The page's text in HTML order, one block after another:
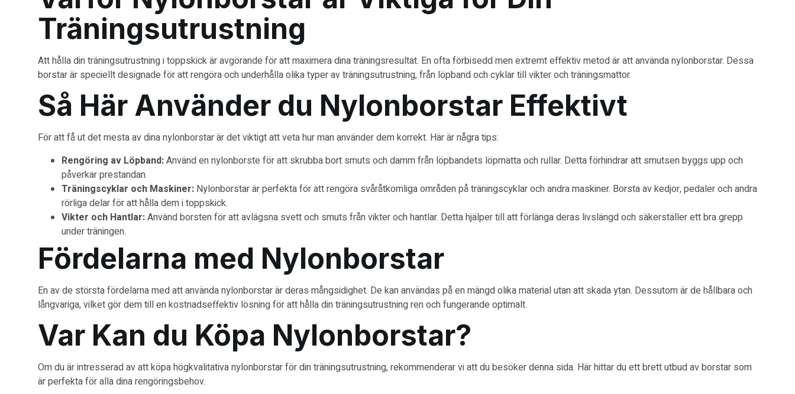
Träningsutrustning
Att hålla din träningsutrustning i toppskick är avgörande för att maximera dina träningsresultat. En ofta förbisedd men extremt effektiv metod är att användanylonborstar. Dessa
borstar är speciellt designade för att rengöra och underhålla olika typer av träningsutrustning, från löpband och cyklar till vikter och träningsmattor.
Så Här Använder du Nylonborstar Effektivt
För att få ut det mesta av dina nylonborstar är det viktigt att veta hur man använder dem korrekt. Här är några tips:
Rengöring av Löpband:Använd en nylonborste för att skrubba bort smuts och damm från löpbandets löpmatta och rullar. Detta förhindrar att smutsen byggs upp och
påverkar prestandan.
Träningscyklar och Maskiner: Nylonborstar är perfekta för att rengöra svåråtkomliga områden på träningscyklar och andra maskiner. Borsta av kedjor, pedaler och andra
rörliga delar för att hålla dem i toppskick.
Vikter och Hantlar:Använd borsten för att avlägsna svett och smuts från vikter och hantlar. Detta hjälper till att förlänga deras livslängd och säkerställer ett bra grepp
under träningen.
Fördelarna med Nylonborstar
En av de största fördelarna med att använda nylonborstar är deras mångsidighet. De kan användas på en mängd olika material utan att skada ytan. Dessutom är de hållbara och
långvariga, vilket gör dem till en kostnadseffektiv lösning för att hålla din träningsutrustning ren och fungerande optimalt.
Var Kan du Köpa Nylonborstar?
Om du är intresserad av att köpa högkvalitativa nylonborstar för din träningsutrustning, rekommenderar vi att du besökerdenna sida. Här hittar du ett brett utbud av borstar som
är perfekta för alla dina rengöringsbehov.